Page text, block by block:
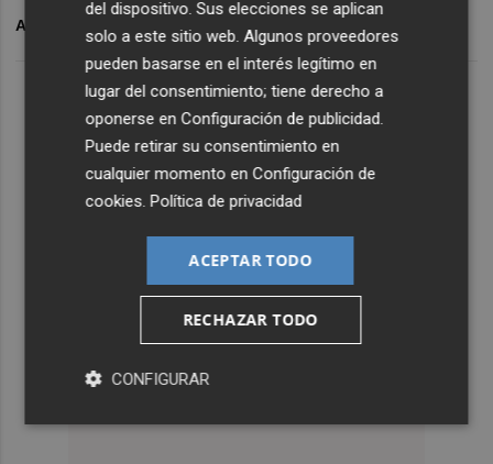
ARCHIVADO EN
del dispositivo. Sus elecciones se aplican
solo a este sitio web. Algunos proveedores
pueden basarse en el interés legítimo en
lugar del consentimiento; tiene derecho a
oponerse enConfiguración de publicidad.
Puede retirar su consentimiento en
cualquier momento enConfiguración de
cookies.Política de privacidad
ACEPTAR TODO
RECHAZAR TODO
CONFIGURAR